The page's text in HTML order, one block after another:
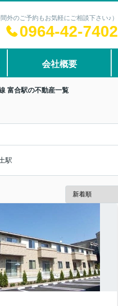
のご予約もお気軽にご相談下さい♪）
0964-42-7402
会社概要
富合駅の不動産一覧
駅